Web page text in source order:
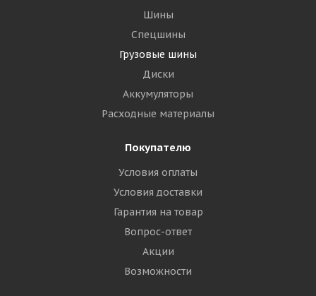
Шины
Спецшины
Грузовые шины
Диски
Аккумуляторы
Расходные материалы
Покупателю
Условия оплаты
Условия доставки
Гарантия на товар
Вопрос-ответ
Акции
Возможности